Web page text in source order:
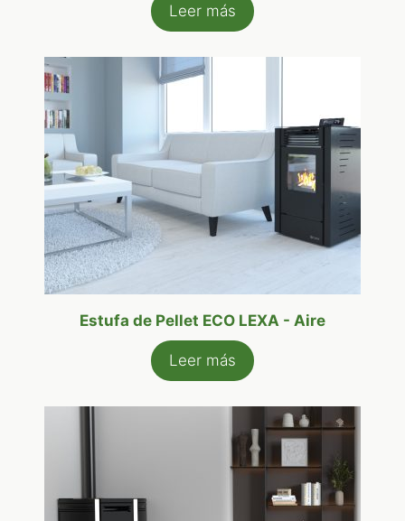
Leer más
Estufa de Pellet ECO LEXA - Aire
Leer más